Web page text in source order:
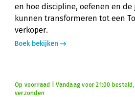
en hoe discipline, oefenen en
kunnen transformeren tot een
verkoper.
Boek bekijken
Op voorraad | Vandaag voor 21:00
verzonden